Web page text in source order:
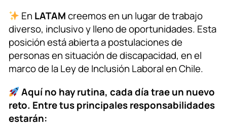
En LATAMcreemos en un lugar de trabajo
diverso, inclusivo y lleno de oportunidades. Esta
posición está abierta a postulaciones de
personas en situación de discapacidad, en el
marco de la Ley de Inclusión Laboral en Chile.
Aquí no hay rutina, cada día trae un nuevo
reto. Entre tus principales responsabilidades
estarán: